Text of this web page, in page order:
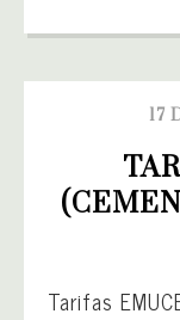
17
Tarifas